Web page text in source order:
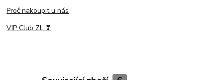
Proč nakoupit u nás
VIP Club ZL ❣